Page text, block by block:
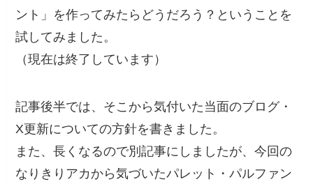
ント」を作ってみたらどうだろう？ということを
試してみました。
（現在は終了しています）
記事後半では、そこから気付いた当面のブログ・
X更新についての方針を書きました。
また、長くなるので別記事にしましたが、今回の
なりきりアカから気づいたパレット・パルファン